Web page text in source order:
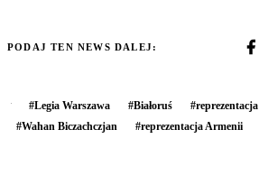
PODAJ TEN NEWS DALEJ:
#Legia Warszawa #Białoruś #reprezentacja
#Wahan Biczachczjan #reprezentacja Armenii